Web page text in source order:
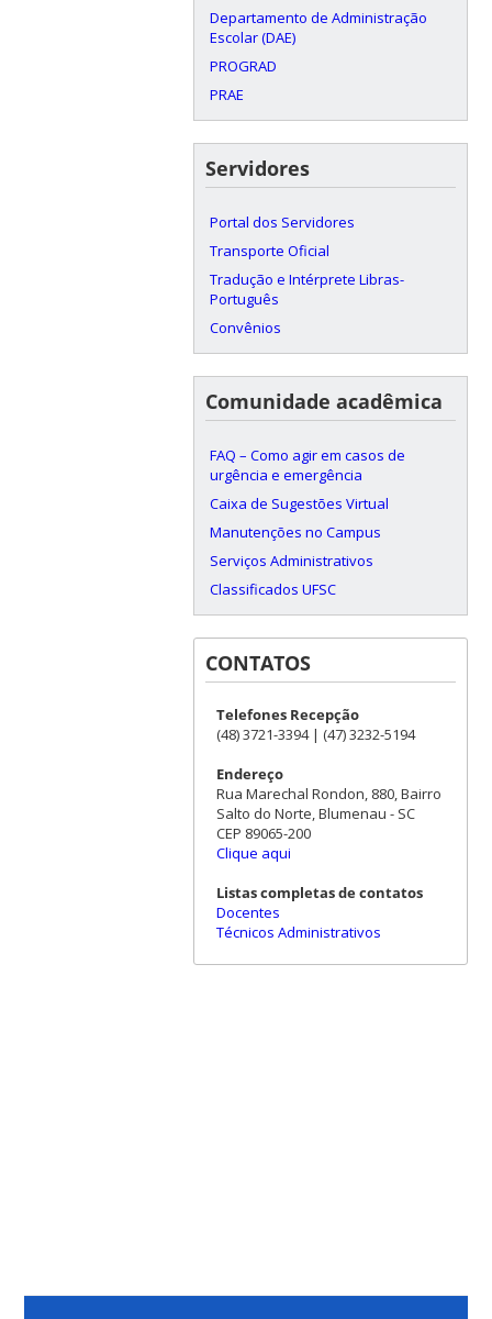
Departamento de Administração
Escolar (DAE)
PROGRAD
PRAE
Servidores
Portal dos Servidores
Transporte Oficial
Tradução e Intérprete Libras-
Português
Convênios
Comunidade acadêmica
FAQ – Como agir em casos de
urgência e emergência
Caixa de Sugestões Virtual
Manutenções no Campus
Serviços Administrativos
Classificados UFSC
CONTATOS
Telefones Recepção
(48) 3721-3394 | (47) 3232-5194
Endereço
Rua Marechal Rondon, 880, Bairro
Salto do Norte, Blumenau - SC
CEP 89065-200
Clique aqui
Listas completas de contatos
Docentes
Técnicos Administrativos